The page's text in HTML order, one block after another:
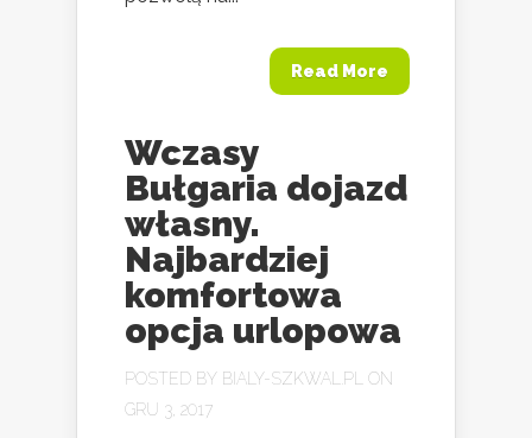
Read More
Wczasy
Bułgaria dojazd
własny.
Najbardziej
komfortowa
opcja urlopowa
POSTED BY BIALY-SZKWAL.PL
ON
GRU 3, 2017